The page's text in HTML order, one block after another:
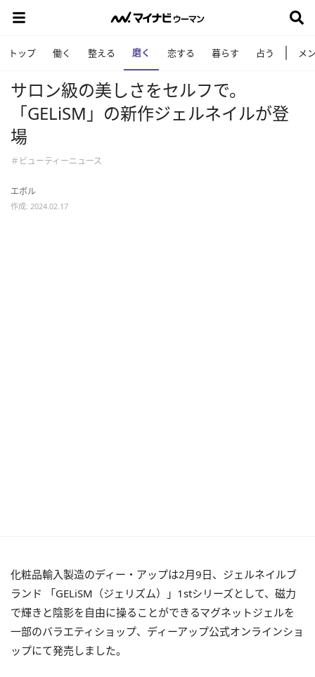
トップ 働く 整える 磨く 恋する 暮らす 占う メ
サロン級の美しさをセルフで。
「GELiSM」の新作ジェルネイルが登
場
＃ビューティーニュース
エボル
作成: 2024.02.17
化粧品輸入製造のディー・アップは2月9日、ジェルネイルブ
ランド 「GELiSM（ジェリズム）」1stシリーズとして、磁力
で輝きと陰影を自由に操ることができるマグネットジェルを
一部のバラエティショップ、ディーアップ公式オンラインショ
ップにて発売しました。